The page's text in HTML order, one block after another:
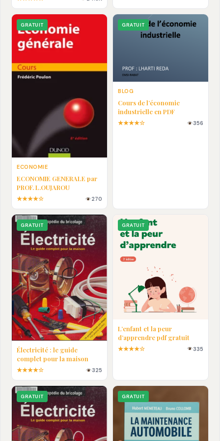
GRATUIT
ECONOMIE
ECONOMIE GENERALE par
PROF. L.OUJAROU
★★★★☆ 270
GRATUIT
BLOG
Cours de l’économie
industrielle en PDF
★★★★☆ 356
GRATUIT
Électricité : le guide
complet pour la maison
★★★★☆ 325
GRATUIT
L’enfant et la peur
d’apprendre pdf gratuit
★★★★☆ 335
GRATUIT GRATUIT